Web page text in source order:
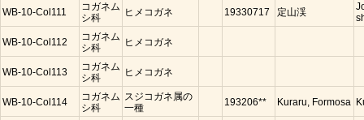
WB-10-Col111
コガネム
シ科
ヒメコガネ 19330717 定山渓
WB-10-Col112
コガネム
シ科
ヒメコガネ
WB-10-Col113
コガネム
シ科
ヒメコガネ
WB-10-Col114
コガネム
シ科
スジコガネ属の
一種
193206** Kuraru, Formosa